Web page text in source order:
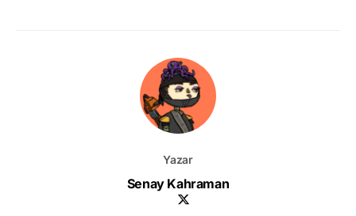
Yazar
Senay Kahraman